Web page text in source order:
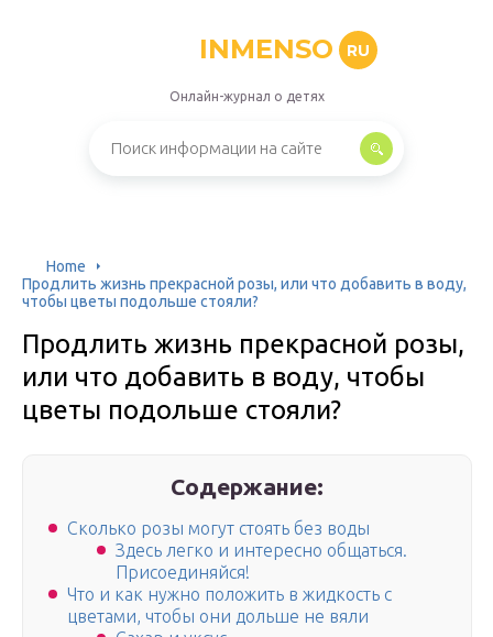
INMENSO RU
Онлайн-журнал о детях
Home
Продлить жизнь прекрасной розы, или что добавить в воду,
чтобы цветы подольше стояли?
Продлить жизнь прекрасной розы,
или что добавить в воду, чтобы
цветы подольше стояли?
Содержание:
Сколько розы могут стоять без воды
Здесь легко и интересно общаться.
Присоединяйся!
Что и как нужно положить в жидкость с
цветами, чтобы они дольше не вяли